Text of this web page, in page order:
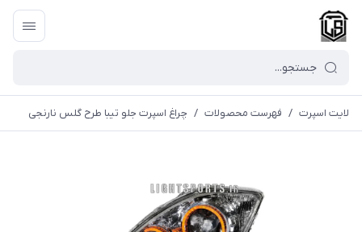
لایت اسپرت / فهرست محصولات / چراغ اسپرت جلو تیبا طرح گلس نارنجی